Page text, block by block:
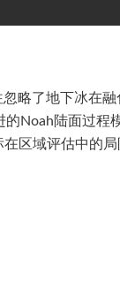
略了地下冰在融
的Noah陆面过程
区域评估中的局